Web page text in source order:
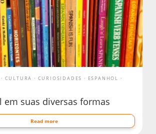
CULTURA CURIOSIDADES
ESPANHOL
em suas diversas formas
Read more